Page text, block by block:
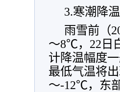
3.寒潮降
雨雪前（
～8℃，22日
计降温幅度
最低气温将
～-12℃，东